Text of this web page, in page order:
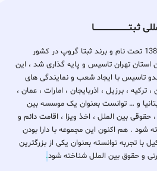
مرکز تخصصی ثبتا در سال 1381 تحت نام و برند ثبتا گروپ در کشور
استان تهران تاسیس و پایه گذاری شد ، این
تاسیس با ایجاد شعب و نمایندگی های
ترکیه ، برزیل ، اذربایجان ، امارات ، عمان ،
و … توانست بعنوان یک موسسه بین
، حقوقی بین الملل ، اخذ ویزا ، اقامت دائم و
شود . هم اکنون این مجموعه با دارا بودن
و وکیل با تجربه توانسته بعنوان یکی از بزرگترین
و حقوق بین الملل شناخته شود.